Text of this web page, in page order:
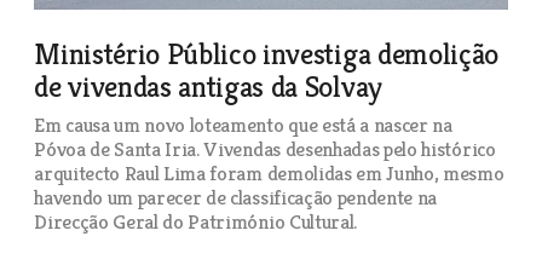
Ministério Público investiga demolição
de vivendas antigas da Solvay
Em causa um novo loteamento que está a nascer na
Póvoa de Santa Iria. Vivendas desenhadas pelo histórico
arquitecto Raul Lima foram demolidas em Junho, mesmo
havendo um parecer de classificação pendente na
Direcção Geral do Património Cultural.